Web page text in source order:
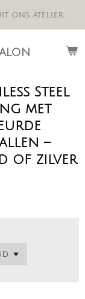
ons atelier
Steel
met
–
of zilver